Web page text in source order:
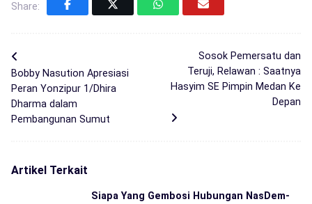
Share:
Bobby Nasution Apresiasi
Peran Yonzipur 1/Dhira
Dharma dalam
Pembangunan Sumut
Sosok Pemersatu dan
Teruji, Relawan : Saatnya
Hasyim SE Pimpin Medan Ke
Depan
Artikel Terkait
Siapa Yang Gembosi Hubungan NasDem-